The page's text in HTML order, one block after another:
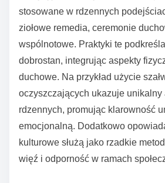
stosowane w rdzennych
ziołowe remedia, ceremonie
wspólnotowe. Praktyki te
dobrostan, integrując aspekty
duchowe. Na przykład użycie
oczyszczających ukazuje unikalny
rdzennych, promując klarowność
emocjonalną. Dodatkowo
kulturowe służą jako rzadkie
więź i odporność w ramach